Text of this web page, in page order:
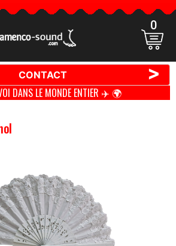
0
CONTACT >
DANS LE MONDE ENTIER ✈️ 🌍